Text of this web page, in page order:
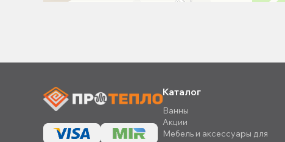
Каталог
Ванны
Акции
Мебель и аксессуары для